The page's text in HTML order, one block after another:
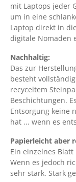
mit Laptops jeder
um in eine
Laptop direkt in
digitale Nomaden
Nachhaltig:
Das zur
besteht
recyceltem
Beschichtungen.
Entsorgung keine
hat ... wenn es
Papierleicht aber
Ein einzelnes
Wenn es jedoch
sehr stark. Stark